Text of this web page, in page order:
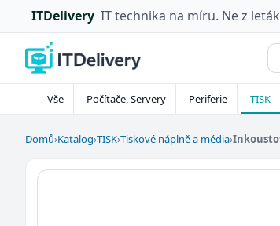
ITDelivery IT technika na míru. Ne z
Vše Počítače, Servery Periferie TISK
Domů›Katalog›TISK›Tiskové náplně a média›